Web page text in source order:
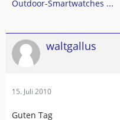
Outdoor-Smartwatches ...
waltgallus
15. Juli 2010
Guten Tag